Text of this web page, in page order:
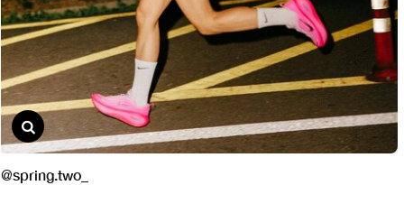
@spring.two_